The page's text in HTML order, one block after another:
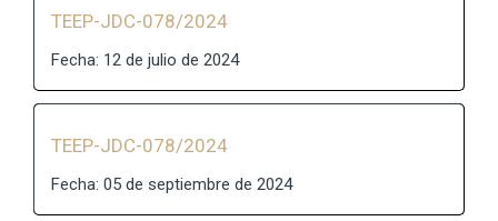
TEEP-JDC-078/2024
Fecha: 12 de julio de 2024
TEEP-JDC-078/2024
Fecha: 05 de septiembre de 2024